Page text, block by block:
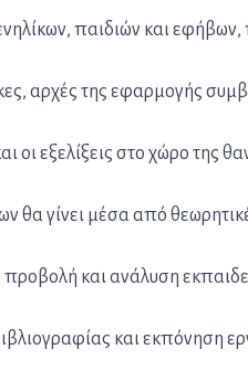
παιδιών και
αρχές της εφαρμογής
οι εξελίξεις στο χώρο της
γίνει μέσα από
και ανάλυση
και εκπόνηση